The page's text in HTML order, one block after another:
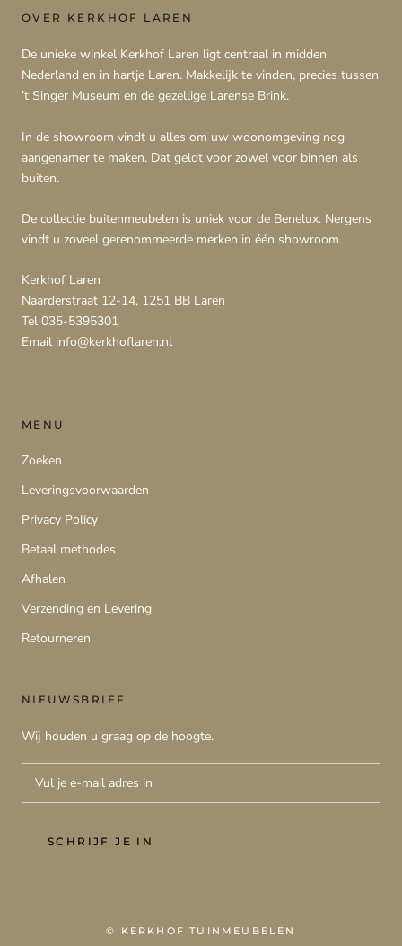
OVER KERKHOF LAREN
De unieke winkel Kerkhof Laren ligt centraal in midden
Nederland en in hartje Laren. Makkelijk te vinden, precies tussen
’t Singer Museum en de gezellige Larense Brink.
In de showroom vindt u alles om uw woonomgeving nog
aangenamer te maken. Dat geldt voor zowel voor binnen als
buiten.
De collectie buitenmeubelen is uniek voor de Benelux. Nergens
vindt u zoveel gerenommeerde merken in één showroom.
Kerkhof Laren
Naarderstraat 12-14, 1251 BB Laren
Tel 035-5395301
Email info@kerkhoflaren.nl
MENU
Zoeken
Leveringsvoorwaarden
Privacy Policy
Betaal methodes
Afhalen
Verzending en Levering
Retourneren
NIEUWSBRIEF
Wij houden u graag op de hoogte.
SCHRIJF JE IN
© KERKHOF TUINMEUBELEN